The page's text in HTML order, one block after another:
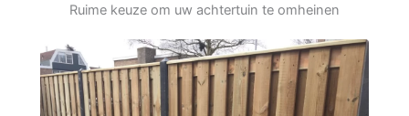
Ruime keuze om uw achtertuin te omheinen